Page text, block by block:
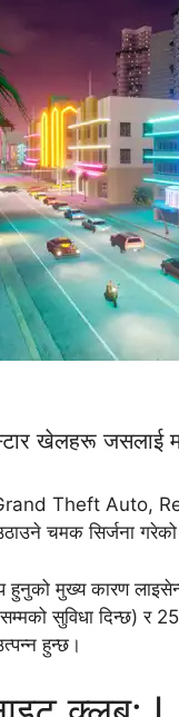
खेलहरू जसलाई
Grand Theft Auto,
चमक सिर्जना
हुनुको मुख्य कारण
सुविधा दिन्छ) र
हुन्छ।